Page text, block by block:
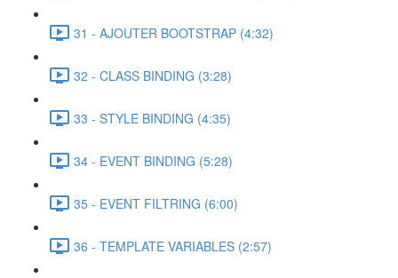
31 - AJOUTER BOOTSTRAP (4:32)
32 - CLASS BINDING (3:28)
33 - STYLE BINDING (4:35)
34 - EVENT BINDING (5:28)
35 - EVENT FILTRING (6:00)
36 - TEMPLATE VARIABLES (2:57)